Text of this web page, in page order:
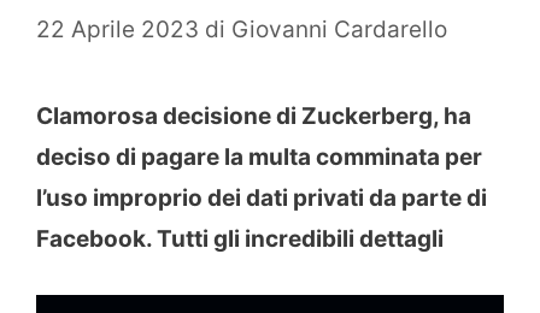
22 Aprile 2023 di Giovanni Cardarello
Clamorosa decisione di Zuckerberg, ha
deciso di pagare la multa comminata per
l’uso improprio dei dati privati da parte di
Facebook. Tutti gli incredibili dettagli